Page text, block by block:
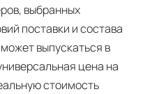
выбранных
поставки и состава
выпускаться в
цена на
стоимость